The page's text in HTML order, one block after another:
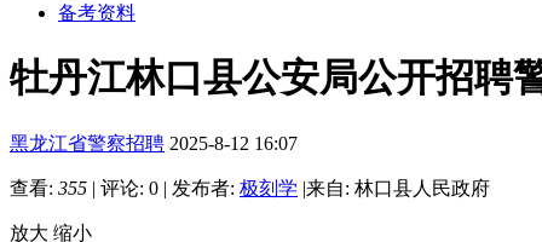
备考资料
牡丹江林口县公安局公开招聘
黑龙江省警察招聘 2025-8-12 16:07
查看: 355 | 评论: 0 | 发布者: 极刻学 |来自: 林口县人民政府
放大 缩小